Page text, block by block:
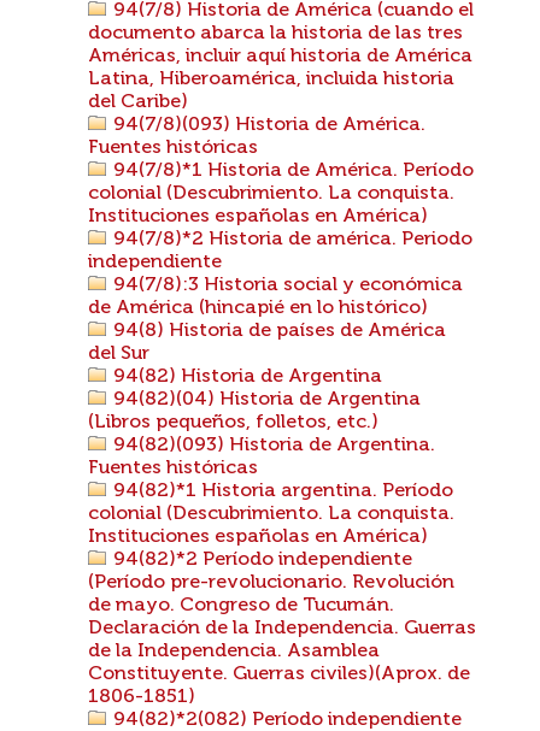
94(7/8) Historia de América (cuando el
documento abarca la historia de las tres
Américas, incluir aquí historia de América
Latina, Hiberoamérica, incluida historia
del Caribe)
94(7/8)(093) Historia de América.
Fuentes históricas
94(7/8)*1 Historia de América. Período
colonial (Descubrimiento. La conquista.
Instituciones españolas en América)
94(7/8)*2 Historia de américa. Periodo
independiente
94(7/8):3 Historia social y económica
de América (hincapié en lo histórico)
94(8) Historia de países de América
del Sur
94(82) Historia de Argentina
94(82)(04) Historia de Argentina
(Libros pequeños, folletos, etc.)
94(82)(093) Historia de Argentina.
Fuentes históricas
94(82)*1 Historia argentina. Período
colonial (Descubrimiento. La conquista.
Instituciones españolas en América)
94(82)*2 Período independiente
(Período pre-revolucionario. Revolución
de mayo. Congreso de Tucumán.
Declaración de la Independencia. Guerras
de la Independencia. Asamblea
Constituyente. Guerras civiles)(Aprox. de
1806-1851)
94(82)*2(082) Período independiente